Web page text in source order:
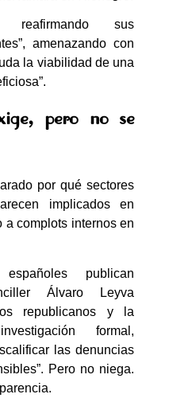
reafirmando sus
amenazando con
la viabilidad de una
pero no se
por qué sectores
implicados en
complots internos en
publican
Álvaro Leyva
republicanos y la
formal,
las denuncias
Pero no niega.